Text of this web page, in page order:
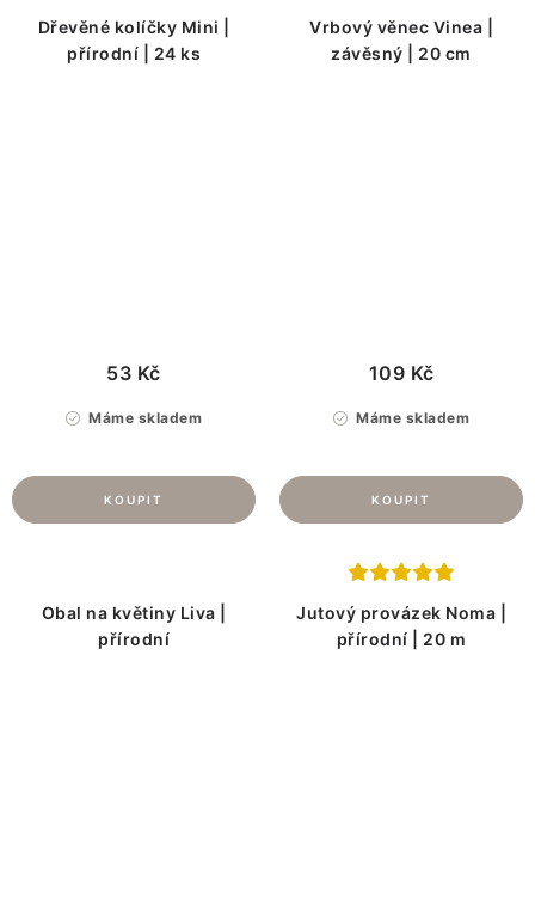
Dřevěné kolíčky Mini |
přírodní | 24 ks
Máme skladem
53 Kč
Vrbový věnec Vinea |
závěsný | 20 cm
Máme skladem
109 Kč
Obal na květiny Liva |
přírodní
Jutový provázek Noma |
přírodní | 20 m